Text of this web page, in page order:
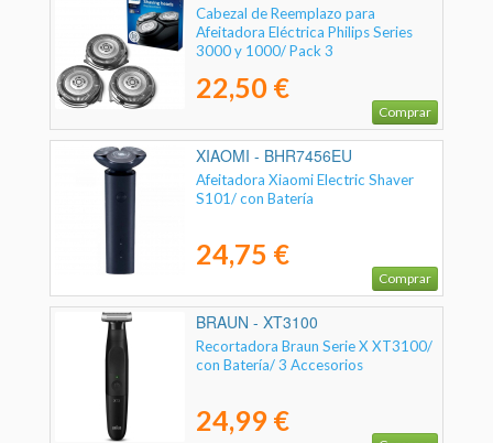
Cabezal de Reemplazo para
Afeitadora Eléctrica Philips Series
3000 y 1000/ Pack 3
22,50 €
Comprar
XIAOMI - BHR7456EU
Afeitadora Xiaomi Electric Shaver
S101/ con Batería
24,75 €
Comprar
BRAUN - XT3100
Recortadora Braun Serie X XT3100/
con Batería/ 3 Accesorios
24,99 €